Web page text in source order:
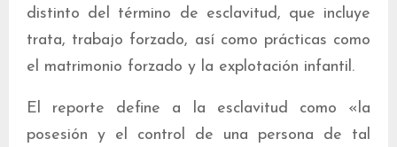
distinto del término de esclavitud, que incluye
trata, trabajo forzado, así como prácticas como
el matrimonio forzado y la explotación infantil.
El reporte define a la esclavitud como «la
posesión y el control de una persona de tal